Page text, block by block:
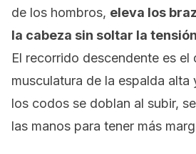
de los hombros, eleva los
la cabeza sin soltar la tensión
El recorrido descendente es el
musculatura de la espalda alta
los codos se doblan al subir,
las manos para tener más